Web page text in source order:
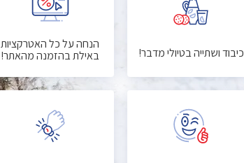
כיבוד ושתייה בטיולי מדבר!
הנחה על כל האטרקציות
באילת בהזמנה מהאתר!